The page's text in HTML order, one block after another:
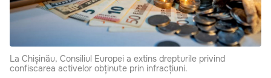
La Chișinău, Consiliul Europei a extins drepturile privind
confiscarea activelor obținute prin infracțiuni.